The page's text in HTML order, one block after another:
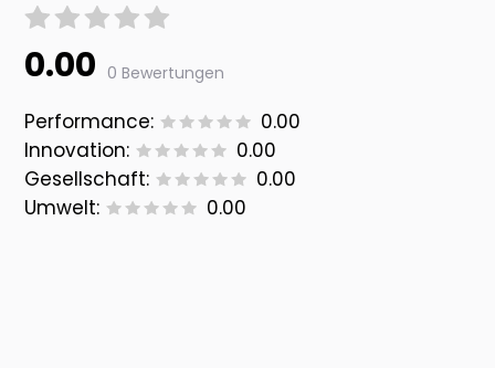
0.00 0 Bewertungen
Performance:
0.00
Innovation:
0.00
Gesellschaft:
0.00
Umwelt:
0.00